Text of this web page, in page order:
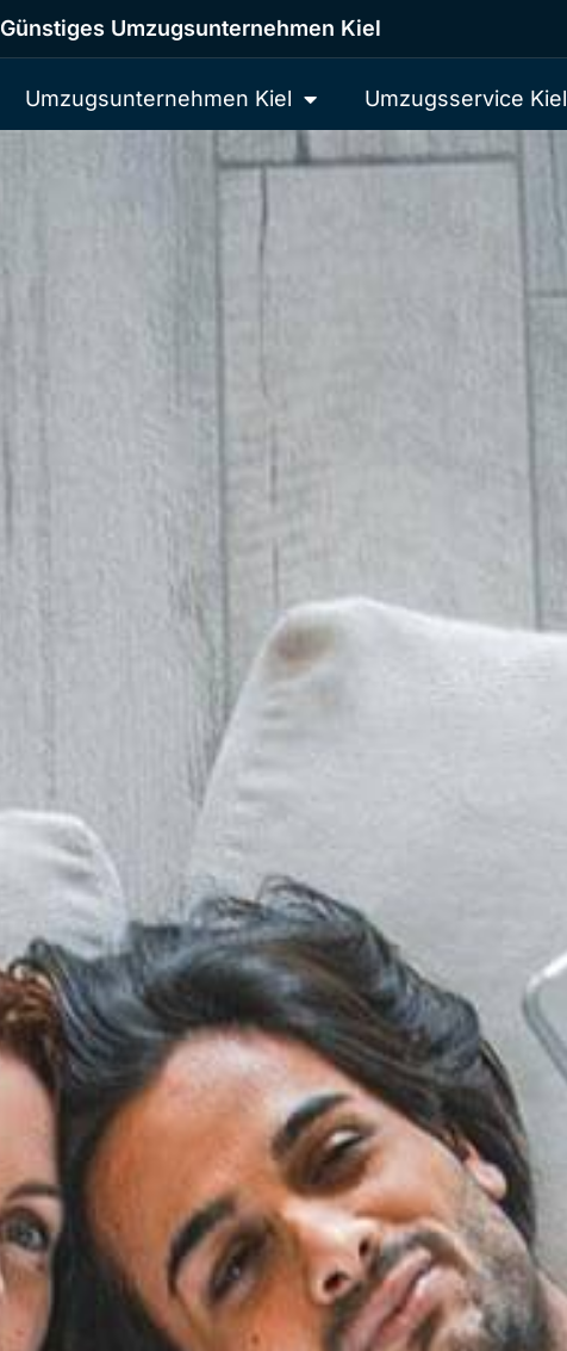
Günstiges Umzugsunternehmen Kiel
Umzugsunternehmen Kiel Umzugsservice Kiel